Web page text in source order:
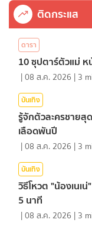
ติดกระแส
ดารา
10 ซุปตาร์ตัวแม่ ห
|08 ส.ค. 2026 | 3
บันเทิง
รู้จักตัวละครชายสุ
เลือดพันปี
|08 ส.ค. 2026 | 3
บันเทิง
วิธีโหวต "น้องเนเน่
5 นาที
|08 ส.ค. 2026 | 3